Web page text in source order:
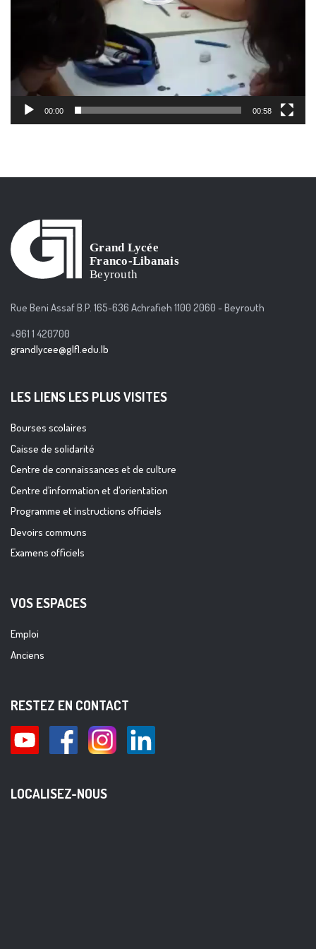
00:00 00:58
Rue Beni Assaf B.P. 165-636 Achrafieh 1100 2060 - Beyrouth
+961 1 420700
grandlycee@glfl.edu.lb
LES LIENS LES PLUS VISITES
Bourses scolaires
Caisse de solidarité
Centre de connaissances et de culture
Centre d’information et d’orientation
Programme et instructions officiels
Devoirs communs
Examens officiels
VOS ESPACES
Emploi
Anciens
RESTEZ EN CONTACT
LOCALISEZ-NOUS